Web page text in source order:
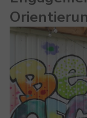
Show larger